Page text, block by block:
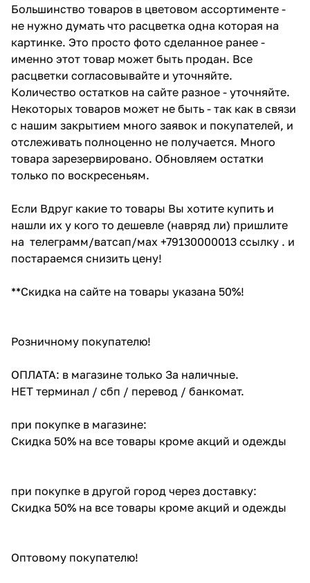
Большинство товаров в цветовом ассортименте -
не нужно думать что расцветка одна которая на
картинке. Это просто фото сделанное ранее -
именно этот товар может быть продан. Все
расцветки согласовывайте и уточняйте.
Количество остатков на сайте разное - уточняйте.
Некоторых товаров может не быть - так как в связи
с нашим закрытием много заявок и покупателей, и
отслеживать полноценно не получается. Много
товара зарезервировано. Обновляем остатки
только по воскресеньям.
Если Вдруг какие то товары Вы хотите купить и
нашли их у кого то дешевле (навряд ли) пришлите
на телеграмм/ватсап/мах +79130000013 ссылку . и
постараемся снизить цену!
**Скидка на сайте на товары указана 50%!
Розничному покупателю!
ОПЛАТА: в магазине только За наличные.
НЕТ терминал / сбп / перевод / банкомат.
при покупке в магазине:
Скидка 50% на все товары кроме акций и одежды
при покупке в другой город через доставку:
Скидка 50% на все товары кроме акций и одежды
Оптовому покупателю!